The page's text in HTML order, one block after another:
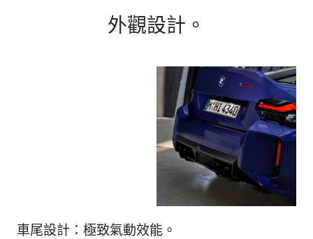
外觀設計。
車尾設計：極致氣動效能。